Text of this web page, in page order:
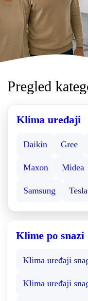
Pregled
Klima uređaji
Daikin Gree
Maxon Midea
Samsung Tesla
Klime po snazi
Klima uređaji
Klima uređaji